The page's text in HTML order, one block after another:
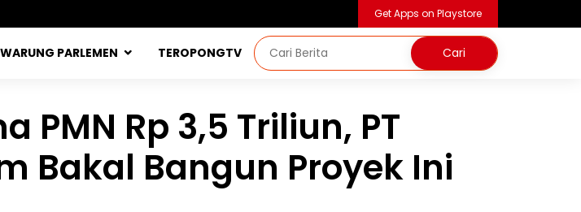
Get Apps on Playstore
WARUNG PARLEMEN TEROPONGTV
PMN Rp 3,5 Triliun, PT
Bakal Bangun Proyek Ini